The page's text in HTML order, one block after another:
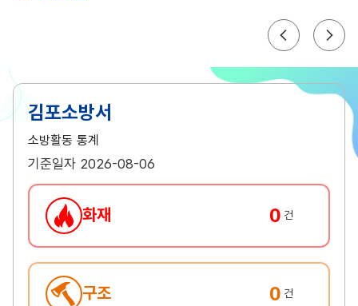
김포소방서
소방활동 통계
기준일자 2026-08-06
화재 0 건
구조 0 건